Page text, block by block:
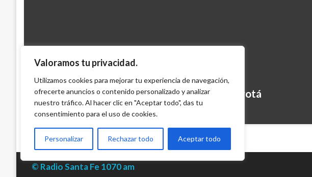
Valoramos tu privacidad.
Utilizamos cookies para mejorar tu experiencia de navegación,
ofrecerte anuncios o contenido personalizado y analizar
nuestro tráfico. Al hacer clic en "Aceptar todo", das tu
consentimiento para el uso de cookies.
Personalizar Rechazar todo Aceptar todo
Ultiman detalles de Plan Democracia en Bogotá
Edgar Julio Montenegro martes marzo 9, 2010
© Radio Santa Fe 1070 am